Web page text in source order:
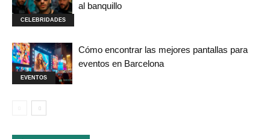
CELEBRIDADES
al banquillo
EVENTOS
Cómo encontrar las mejores pantallas para
eventos en Barcelona